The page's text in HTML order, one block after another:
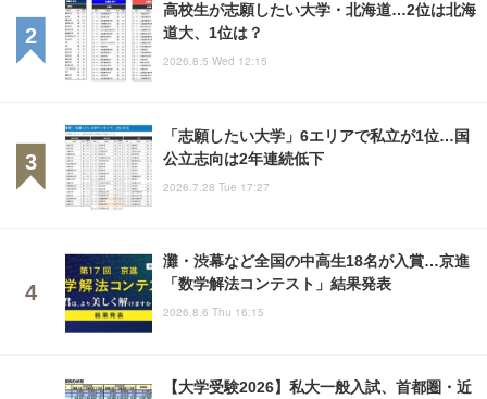
高校生が志願したい大学・北海道…2位は北海
道大、1位は？
2026.8.5 Wed 12:15
「志願したい大学」6エリアで私立が1位…国
公立志向は2年連続低下
2026.7.28 Tue 17:27
灘・渋幕など全国の中高生18名が入賞…京進
「数学解法コンテスト」結果発表
2026.8.6 Thu 16:15
【大学受験2026】私大一般入試、首都圏・近